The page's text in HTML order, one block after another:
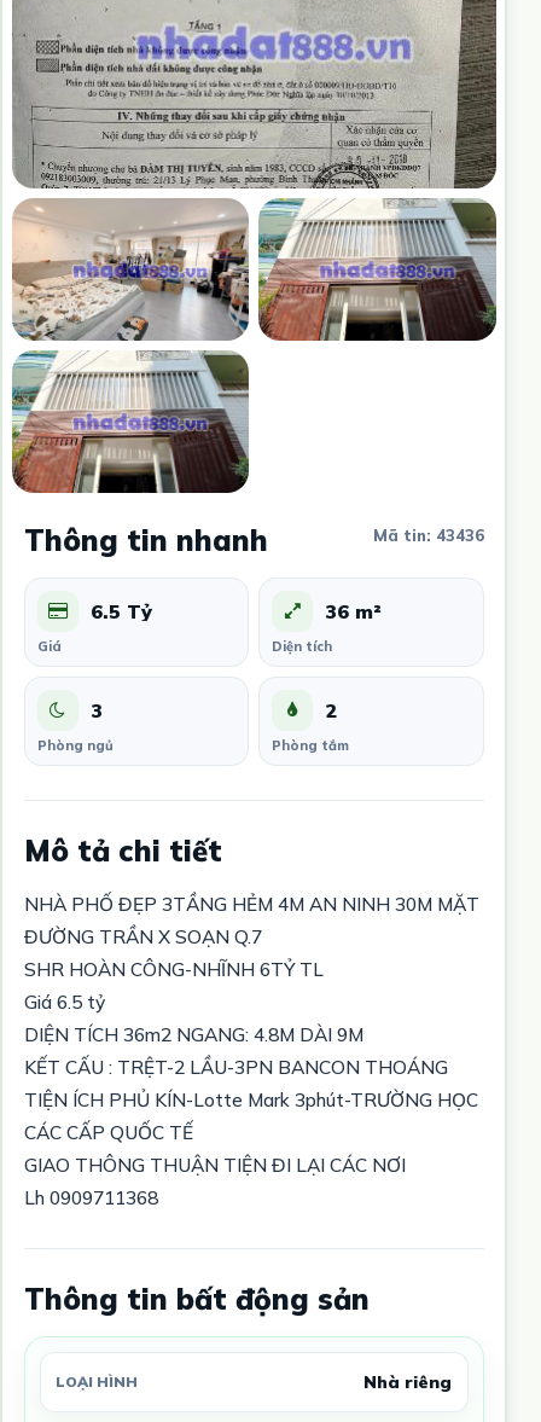
Thông tin nhanh Mã tin: 43436
6.5 Tỷ
Giá
36 m²
Diện tích
3
Phòng ngủ
2
Phòng tắm
Mô tả chi tiết
NHÀ PHỐ ĐẸP 3TẦNG HẺM 4M AN NINH 30M MẶT
ĐƯỜNG TRẦN X SOẠN Q.7
SHR HOÀN CÔNG-NHĨNH 6TỶ TL
Giá 6.5 tỷ
DIỆN TÍCH 36m2 NGANG: 4.8M DÀI 9M
KẾT CẤU : TRỆT-2 LẦU-3PN BANCON THOÁNG
TIỆN ÍCH PHỦ KÍN-Lotte Mark 3phút-TRƯỜNG HỌC
CÁC CẤP QUỐC TẾ
GIAO THÔNG THUẬN TIỆN ĐI LẠI CÁC NƠI
Lh 0909711368
Thông tin bất động sản
LOẠI HÌNH Nhà riêng